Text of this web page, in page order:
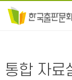
통합 자료